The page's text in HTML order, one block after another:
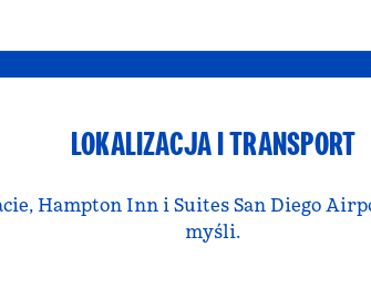
LOKALIZACJA I TRANSPORT
Hampton Inn i Suites San Diego
myśli.